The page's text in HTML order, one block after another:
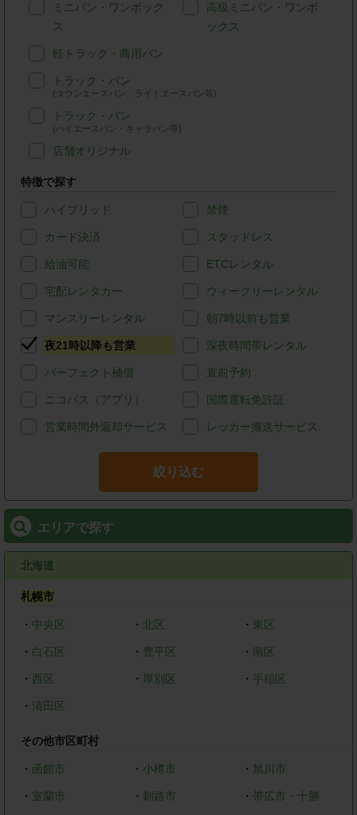
ミニバン・ワンボック
ス
高級ミニバン・ワンボ
ックス
軽トラック・商用バン
トラック・バン
(タウンエースバン、ライトエースバン等)
トラック・バン
(ハイエースバン・キャラバン等)
店舗オリジナル
特徴で探す
ハイブリッド 禁煙
カード決済 スタッドレス
給油可能 ETCレンタル
宅配レンタカー ウィークリーレンタル
マンスリーレンタル 朝7時以前も営業
夜21時以降も営業 深夜時間帯レンタル
パーフェクト補償 直前予約
ニコパス（アプリ） 国際運転免許証
営業時間外返却サービス レッカー搬送サービス
絞り込む
エリアで探す
北海道
札幌市
・ 中央区 ・ 北区 ・ 東区
・ 白石区 ・ 豊平区 ・ 南区
・ 西区 ・ 厚別区 ・ 手稲区
・ 清田区
その他市区町村
・ 函館市 ・ 小樽市 ・ 旭川市
・ 室蘭市 ・ 釧路市 ・ 帯広市・十勝